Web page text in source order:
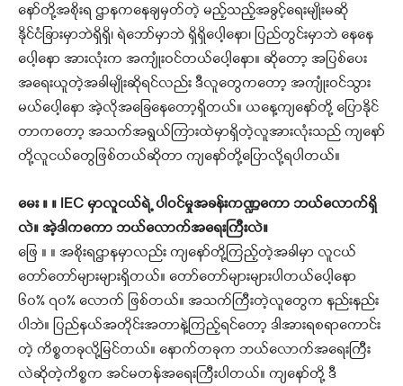
နော်တို့အစိုးရ ဌာနကနေချမှတ်တဲ့ မည့်သည့်အခွင့်ရေးမျိုးမဆို
နိုင်ငံခြားမှာဘဲရှိရှိ၊ ရဲဘော်မှာဘဲ ရှိရှိပေါ့နော၊ ပြည်တွင်းမှာဘဲ နေနေ
ပေါ့နော အားလုံးက အကျုံးဝင်တယ်ပေါ့နော။ ဆိုတော့ အပြစ်ပေး
အရေးယူတဲ့အခါမျိုးဆိုရင်လည်း ဒီလူတွေကတော့ အကျုံးဝင်သွား
မယ်ပေါ့နော အဲ့လိုအခြေနေတော့ရှိတယ်။ ယနေ့ကျနော်တို့ ပြောနိုင်
တာကတော့ အသက်အရွယ်ကြားထဲမှာရှိတဲ့လူအားလုံးသည် ကျနော်
တို့လူငယ်တွေဖြစ်တယ်ဆိုတာ ကျနော်တို့ပြောလို့ရပါတယ်။
မေး ။ ။ IEC မှာလူငယ်ရဲ့ ပါဝင်မှုအခန်းကဏ္ဍကော ဘယ်လောက်ရှိ
လဲ။ အဲ့ဒါကကော ဘယ်လောက်အရေးကြီးလဲ။
ဖြေ ။ ။ အစိုးရဌာနမှာလည်း ကျနော်တို့ကြည့်တဲ့အခါမှာ လူငယ်
တော်တော်များများရှိတယ်။ တော်တော်များများပါတယ်ပေါ့နော
၆၀% ၇၀% လောက် ဖြစ်တယ်။ အသက်ကြီးတဲ့လူတွေက နည်းနည်း
ပါဘဲ။ ပြည်နယ်အတိုင်းအတာနဲ့ကြည့်ရင်တော့ ဒါအားရစရာကောင်း
တဲ့ ကိစ္စတခုလို့မြင်တယ်။ နောက်တခုက ဘယ်လောက်အရေးကြီး
လဲဆိုတဲ့ကိစ္စက အင်မတန်အရေးကြီးပါတယ်။ ကျနော်တို့ ဒီ